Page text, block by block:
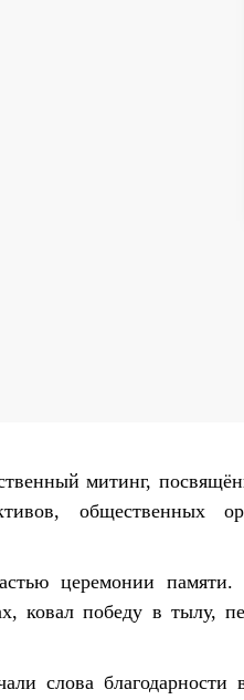
митинг,
общественных
церемонии
ковал победу в тылу,
слова благодарности